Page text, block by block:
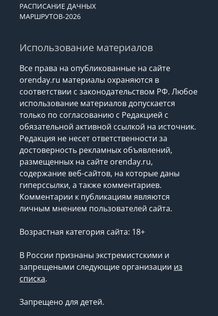
РАСПИСАНИЕ ДАЧНЫХ
МАРШРУТОВ-2026
Использование материалов
Все права на опубликованные на сайте
orenday.ru материалы охраняются в
соответствии с законодательством РФ. Любое
использование материалов допускается
только по согласованию с Редакцией с
обязательной активной ссылкой на источник.
Редакция не несет ответственности за
достоверность рекламных объявлений,
размещенных на сайте orenday.ru,
содержание веб-сайтов, на которые даны
гиперссылки, а также комментариев.
Комментарии к публикациям являются
личным мнением пользователей сайта.
Возрастная категория сайта: 18+
В России признаны экстремистскими и
запрещеными следующие организации из
списка.
Запрещено для детей.